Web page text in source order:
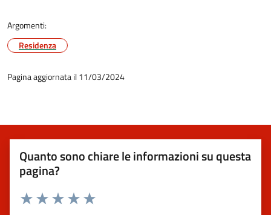
Argomenti:
Residenza
Pagina aggiornata il 11/03/2024
Quanto sono chiare le informazioni su questa
pagina?